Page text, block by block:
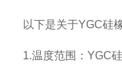
以下是关于YGC硅橡
1.温度范围：YGC硅